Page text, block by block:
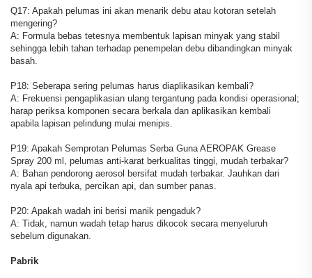
Q17: Apakah pelumas ini akan menarik debu atau kotoran setelah
mengering?
A: Formula bebas tetesnya membentuk lapisan minyak yang stabil
sehingga lebih tahan terhadap penempelan debu dibandingkan minyak
basah.
P18: Seberapa sering pelumas harus diaplikasikan kembali?
A: Frekuensi pengaplikasian ulang tergantung pada kondisi operasional;
harap periksa komponen secara berkala dan aplikasikan kembali
apabila lapisan pelindung mulai menipis.
P19: Apakah Semprotan Pelumas Serba Guna AEROPAK Grease
Spray 200 ml, pelumas anti-karat berkualitas tinggi, mudah terbakar?
A: Bahan pendorong aerosol bersifat mudah terbakar. Jauhkan dari
nyala api terbuka, percikan api, dan sumber panas.
P20: Apakah wadah ini berisi manik pengaduk?
A: Tidak, namun wadah tetap harus dikocok secara menyeluruh
sebelum digunakan.
Pabrik